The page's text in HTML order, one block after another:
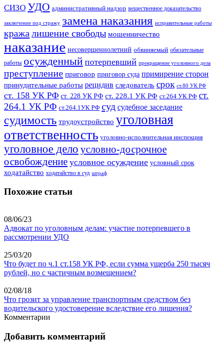
СИЗО УДО административный надзор вещественное доказательство
заключение под стражу замена наказания исправительные работы
кража лишение свободы мошенничество
наказание несовершеннолетний обвиняемый обязательные
работы осужденный потерпевший прекращение уголовного дела
преступление приговор приговор суда примирение сторон
принудительные работы рецидив следователь срок ст.80 УК РФ
ст. 158 УК РФ ст. 228 УК РФ ст. 228.1 УК РФ ст.264 УК РФ ст.
264.1 УК РФ ст.264.1УК РФ суд судебное заседание
судимость трудоустройство уголовная
ответственность уголовно-исполнительная инспекция
уголовное дело условно-досрочное
освобождение условное осуждение условный срок
ходатайство ходатайство в суд штраф
Похожие статьи
08/06/23
Адвокат по уголовным делам: участие потерпевшего в
рассмотрении УДО
25/03/20
Что будет по ч.1 ст.158 УК РФ, если сумма ущерба 250 тысяч
рублей, но с частичным возмещением?
02/08/18
Что грозит за управление транспортным средством без
водительского удостоверение вследствие его лишения?
Комментарии
Добавить комментарий